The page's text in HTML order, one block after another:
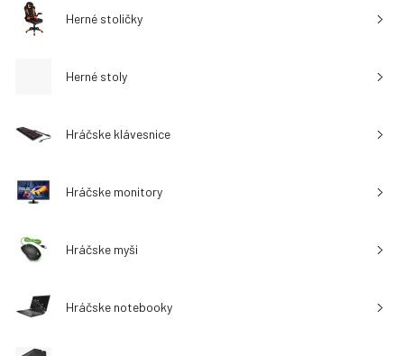
Herné stoličky
Herné stoly
Hráčske klávesnice
Hráčske monitory
Hráčske myši
Hráčske notebooky